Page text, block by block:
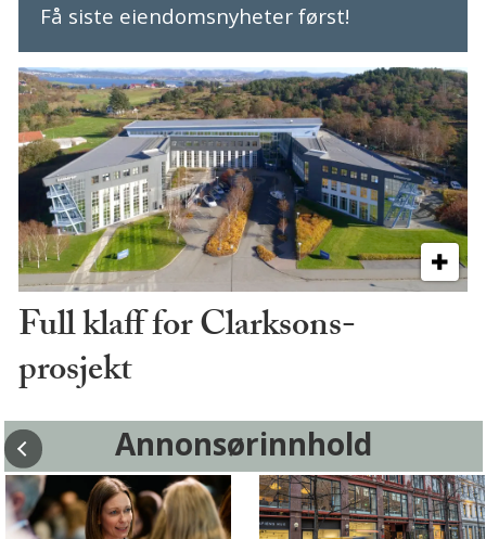
Få siste eiendomsnyheter først!
Full klaff for Clarksons-
prosjekt
Annonsørinnhold